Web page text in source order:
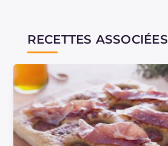
RECETTES ASSOCIÉES